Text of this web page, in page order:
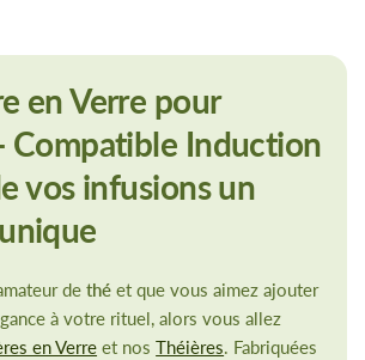
en Verre pour
Compatible Induction
vos infusions un
dethé et que vous aimez ajouter
à votre rituel, alors vous allez
en Verre et nosThéières. Fabriquées